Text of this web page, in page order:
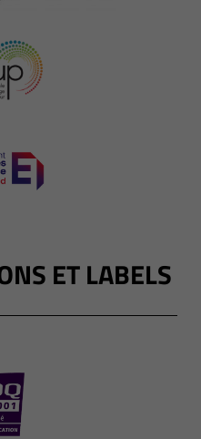
ET LABELS